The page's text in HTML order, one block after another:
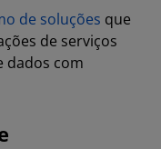
de soluções que
de serviços
dados com